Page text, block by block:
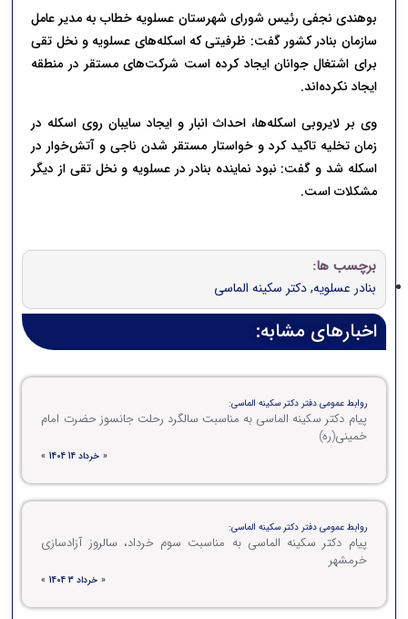
بوهندی نجفی رئیس شورای شهرستان عسلویه خطاب به مدیر عامل
سازمان بنادر کشور گفت: ظرفیتی که اسکله‌های عسلویه و نخل تقی
برای اشتغال جوانان ایجاد کرده است شرکت‌های مستقر در منطقه
ایجاد نکرده‌اند.
وی بر لایروبی اسکله‌ها، احداث انبار و ایجاد سایبان روی اسکله در
زمان تخلیه تاکید کرد و خواستار مستقر شدن ناجی و آتش‌خوار در
اسکله شد و گفت: نبود نماینده بنادر در عسلویه و نخل تقی از دیگر
مشکلات است.
برچسب ها:
بنادر عسلویه,دکتر سکینه الماسی
اخبارهای مشابه:
روابط عمومی دفتر دکتر سکینه الماسی:
پیام دکتر سکینه الماسی به مناسبت سالگرد رحلت جانسوز حضرت امام
خمینی(ره)
« خرداد 14 1404 »
روابط عمومی دفتر دکتر سکینه الماسی:
پیام دکتر سکینه الماسی به مناسبت سوم خرداد، سالروز آزادسازی
خرمشهر
« خرداد 3 1404 »